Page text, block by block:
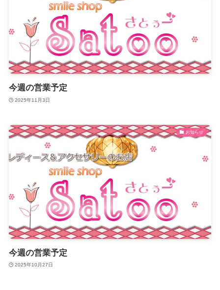
今週の営業予定
2025年11月3日
お知らせ
今週の営業予定
2025年10月27日